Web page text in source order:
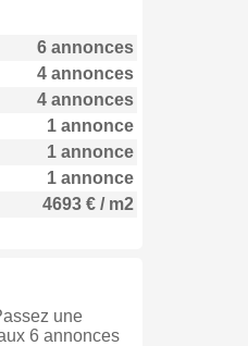
6 annonces
4 annonces
4 annonces
1 annonce
1 annonce
1 annonce
4693 € / m2
une
6 annonces